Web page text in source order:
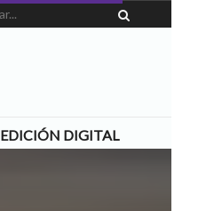
EDICIÓN DIGITAL